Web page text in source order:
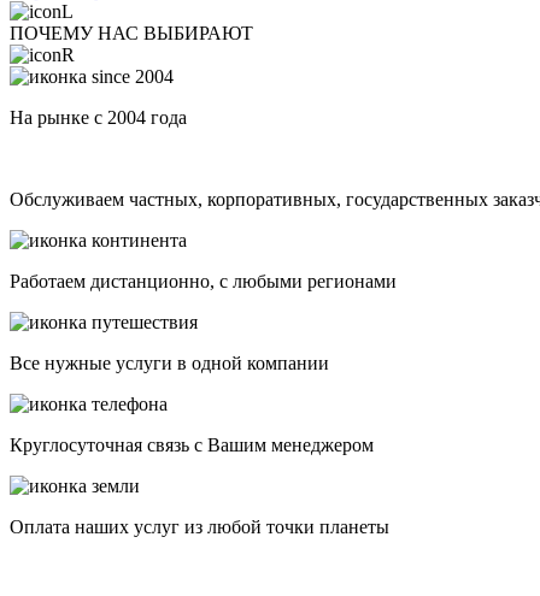
ПОЧЕМУ НАС ВЫБИРАЮТ
На рынке с 2004 года
Обслуживаем частных, корпоративных, государственных
Работаем дистанционно, с любыми регионами
Все нужные услуги в одной компании
Круглосуточная связь с Вашим менеджером
Оплата наших услуг из любой точки планеты